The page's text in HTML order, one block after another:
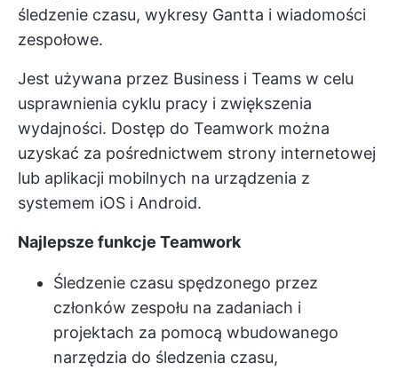
śledzenie czasu, wykresy Gantta i wiadomości
zespołowe.
Jest używana przez Business i Teams w celu
usprawnienia cyklu pracy i zwiększenia
wydajności. Dostęp do Teamwork można
uzyskać za pośrednictwem strony internetowej
lub aplikacji mobilnych na urządzenia z
systemem iOS i Android.
Najlepsze funkcje Teamwork
Śledzenie czasu spędzonego przez
członków zespołu na zadaniach i
projektach za pomocą wbudowanego
narzędzia do śledzenia czasu,